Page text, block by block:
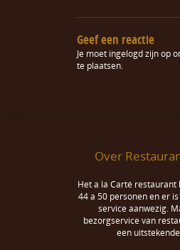
Geef een reactie
Je moet ingelogd zijn op
te plaatsen.
Over
Het a la Carté restaurant
44 a 50 personen en er
service aanwezig.
bezorgservice van
een